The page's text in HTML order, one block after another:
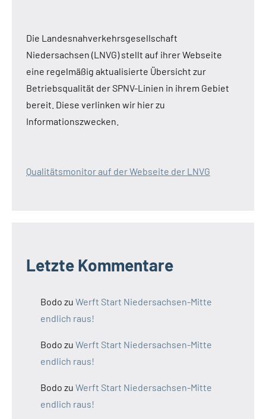
Die Landesnahverkehrsgesellschaft
Niedersachsen (LNVG) stellt auf ihrer Webseite
eine regelmäßig aktualisierte Übersicht zur
Betriebsqualität der SPNV-Linien in ihrem Gebiet
bereit. Diese verlinken wir hier zu
Informationszwecken.
Qualitätsmonitor auf der Webseite der LNVG
Letzte Kommentare
Bodo zu Werft Start Niedersachsen-Mitte
endlich raus!
Bodo zu Werft Start Niedersachsen-Mitte
endlich raus!
Bodo zu Werft Start Niedersachsen-Mitte
endlich raus!